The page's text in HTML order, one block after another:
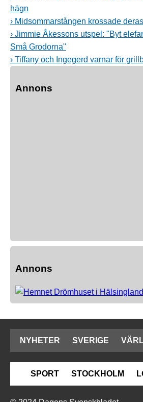
hägn
› Midsommarstången krossade
› Jimmie Åkessons utspel: "Byt
Små Grodorna"
› Tiffany och Ingegerd varnar för
Annons
Annons
NYHETER SVERIGE
SPORT STOCKHOLM